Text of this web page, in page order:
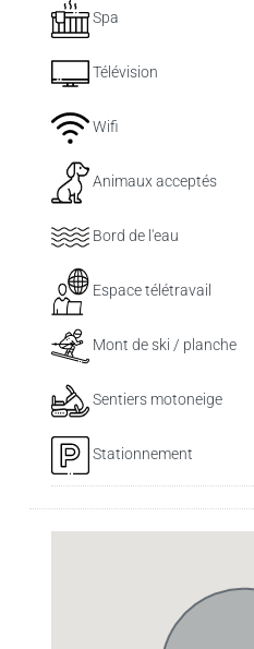
Spa
Télévision
Wifi
Animaux acceptés
Bord de l'eau
Espace télétravail
Mont de ski / planche
Sentiers motoneige
Stationnement